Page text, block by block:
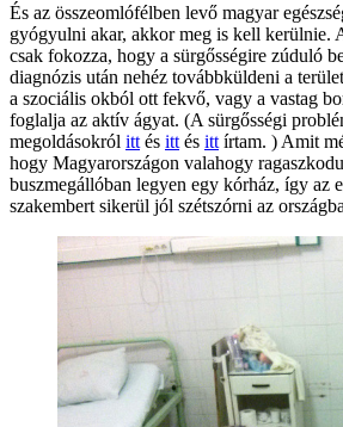
És az összeomlófélben levő magyar
gyógyulni akar, akkor meg is kell kerülnie.
csak fokozza, hogy a sürgősségire zúduló
diagnózis után nehéz továbbküldeni a
a szociális okból ott fekvő, vagy a vastag
foglalja az aktív ágyat. (A sürgősségi
megoldásokról itt és itt és itt írtam. ) Amit
hogy Magyarországon valahogy
buszmegállóban legyen egy kórház, így az
szakembert sikerül jól szétszórni az